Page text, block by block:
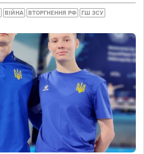
ВІЙНА ВТОРГНЕННЯ РФ ГШ ЗСУ